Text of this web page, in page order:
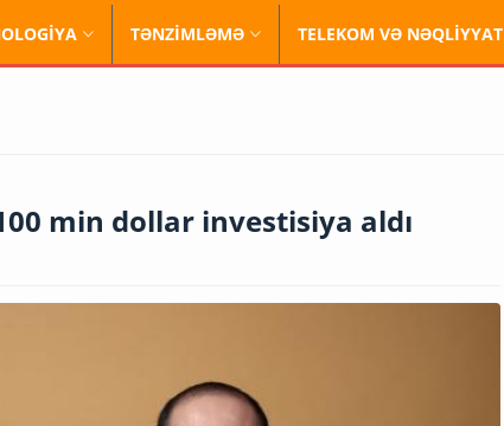
TƏNZİMLƏMƏ TELEKOM VƏ NƏQLİYYAT
min dollar investisiya aldı